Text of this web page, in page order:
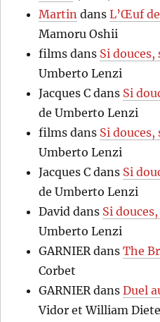
Martin dansL’Œuf
Mamoru Oshii
films dans Si douces,
Umberto Lenzi
Jacques C dans Si
de Umberto Lenzi
films dans Si douces,
Umberto Lenzi
Jacques C dans Si
de Umberto Lenzi
David dans Si
Umberto Lenzi
GARNIERdansThe
Corbet
GARNIERdansDuel
Vidor et William